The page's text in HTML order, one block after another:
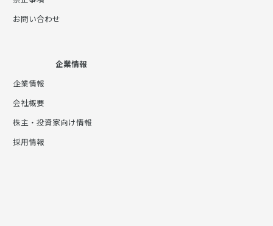
お問い合わせ
企業情報
企業情報
会社概要
株主・投資家向け情報
採用情報